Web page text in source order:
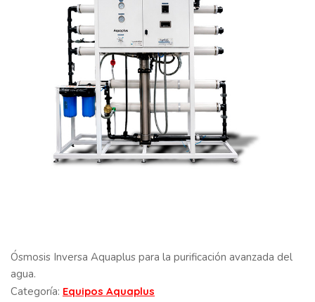
Ósmosis Inversa Aquaplus para la purificación avanzada del
agua.
Categoría: Equipos Aquaplus